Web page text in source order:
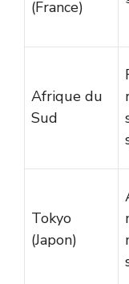
(France)
Afrique du
Sud
Tokyo
(Japon)